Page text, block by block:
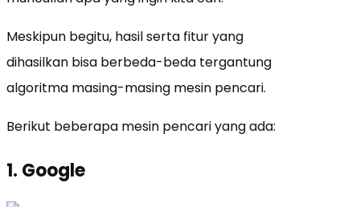
Meskipun begitu, hasil serta fitur yang
dihasilkan bisa berbeda-beda tergantung
algoritma masing-masing mesin pencari.
Berikut beberapa mesin pencari yang ada:
1. Google